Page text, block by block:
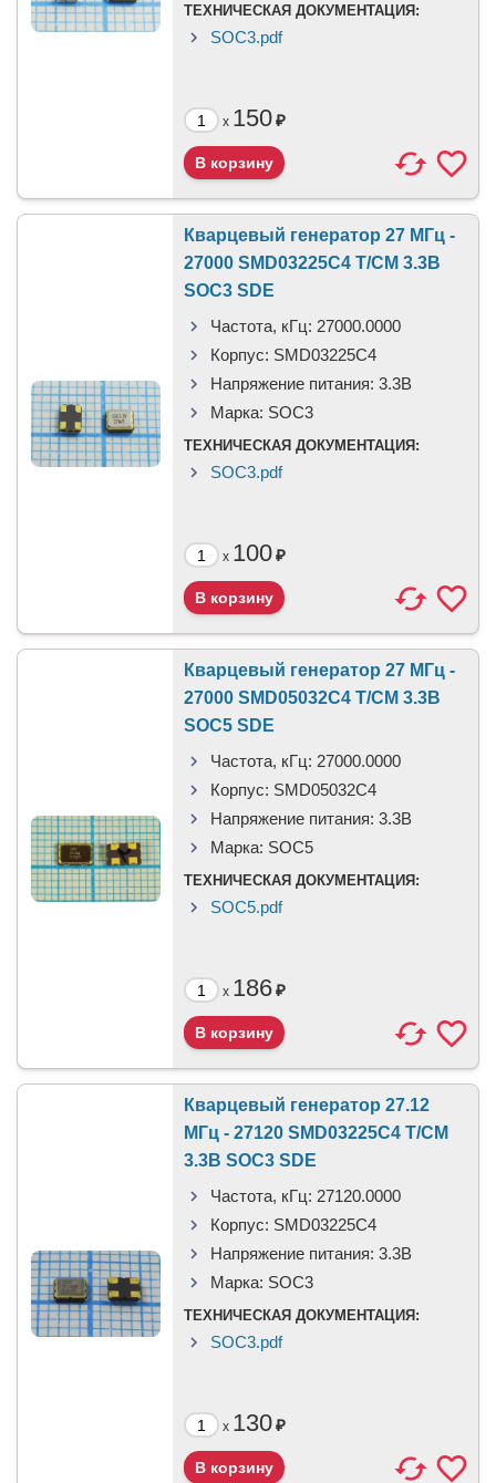
ТЕХНИЧЕСКАЯ ДОКУМЕНТАЦИЯ:
SOC3.pdf
x 150₽
Кварцевый генератор 27 МГц -
27000 SMD03225C4 T/CM 3.3В
SOC3 SDE
Частота, кГц: 27000.0000
Корпус: SMD03225C4
Напряжение питания: 3.3В
Марка: SOC3
ТЕХНИЧЕСКАЯ ДОКУМЕНТАЦИЯ:
SOC3.pdf
x 100₽
Кварцевый генератор 27 МГц -
27000 SMD05032C4 T/CM 3.3В
SOC5 SDE
Частота, кГц: 27000.0000
Корпус: SMD05032C4
Напряжение питания: 3.3В
Марка: SOC5
ТЕХНИЧЕСКАЯ ДОКУМЕНТАЦИЯ:
SOC5.pdf
x 186₽
Кварцевый генератор 27.12
МГц - 27120 SMD03225C4 T/CM
3.3В SOC3 SDE
Частота, кГц: 27120.0000
Корпус: SMD03225C4
Напряжение питания: 3.3В
Марка: SOC3
ТЕХНИЧЕСКАЯ ДОКУМЕНТАЦИЯ:
SOC3.pdf
x 130₽